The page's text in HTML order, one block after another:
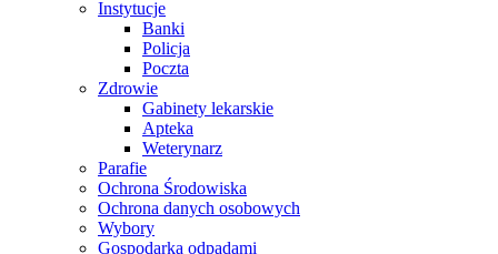
Instytucje
Banki
Policja
Poczta
Zdrowie
Gabinety lekarskie
Apteka
Weterynarz
Parafie
Ochrona Środowiska
Ochrona danych osobowych
Wybory
Gospodarka odpadami